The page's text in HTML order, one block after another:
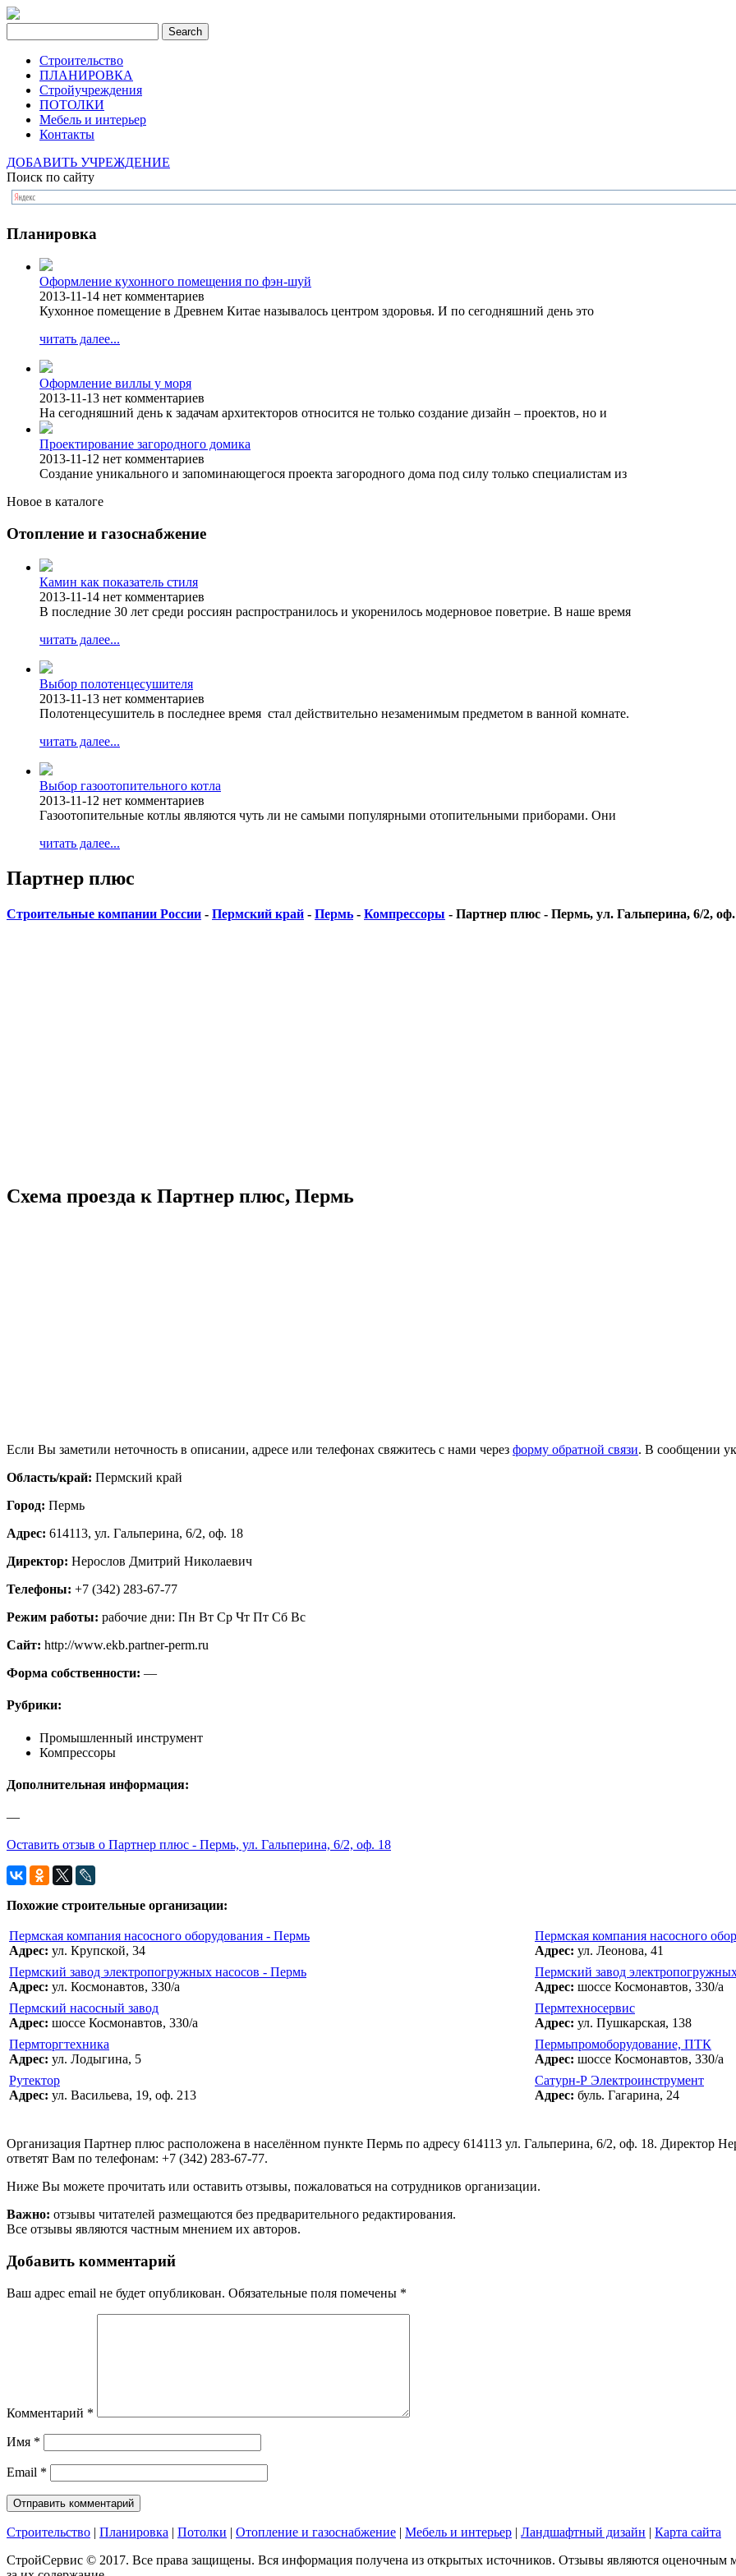
Строительство
ПЛАНИРОВКА
Стройучреждения
ПОТОЛКИ
Мебель и интерьер
Контакты
ДОБАВИТЬ УЧРЕЖДЕНИЕ
Поиск по сайту
Планировка
Оформление кухонного помещения по фэн-шуй
2013-11-14 нет комментариев
Кухонное помещение в Древнем Китае называлось центром здоровья. И по сегодняшний день это
читать далее...
Оформление виллы у моря
2013-11-13 нет комментариев
На сегодняшний день к задачам архитекторов относится не только создание дизайн – проектов, но и
Проектирование загородного домика
2013-11-12 нет комментариев
Создание уникального и запоминающегося проекта загородного дома под силу только специалистам из
Новое в каталоге
Отопление и газоснабжение
Камин как показатель стиля
2013-11-14 нет комментариев
В последние 30 лет среди россиян распространилось и укоренилось модерновое поветрие. В наше время
читать далее...
Выбор полотенцесушителя
2013-11-13 нет комментариев
Полотенцесушитель в последнее время стал действительно незаменимым предметом в ванной комнате.
читать далее...
Выбор газоотопительного котла
2013-11-12 нет комментариев
Газоотопительные котлы являются чуть ли не самыми популярными отопительными приборами. Они
читать далее...
Партнер плюс
Строительные компании России - Пермский край - Пермь - Компрессоры - Партнер плюс - Пермь, ул. Гальперина, 6/2,
Схема проезда к Партнер плюс, Пермь
Если Вы заметили неточность в описании, адресе или телефонах свяжитесь с нами через форму обратной связи. В сообщении
Область/край: Пермский край
Город: Пермь
Адрес: 614113, ул. Гальперина, 6/2, оф. 18
Директор: Нерослов Дмитрий Николаевич
Телефоны: +7 (342) 283-67-77
Режим работы: рабочие дни: Пн Вт Ср Чт Пт Сб Вс
Сайт: http://www.ekb.partner-perm.ru
Форма собственности: —
Рубрики:
Промышленный инструмент
Компрессоры
Дополнительная информация:
—
Оставить отзыв о Партнер плюс - Пермь, ул. Гальперина, 6/2, оф. 18
Похожие строительные организации:
Пермская компания насосного оборудования - Пермь
Адрес: ул. Крупской, 34
Пермская компания насосного
Адрес: ул. Леонова, 41
Пермский завод электропогружных насосов - Пермь
Адрес: ул. Космонавтов, 330/а
Пермский завод
Адрес: шоссе Космонавтов, 330/а
Пермский насосный завод
Адрес: шоссе Космонавтов, 330/а
Пермтехносервис
Адрес: ул. Пушкарская, 138
Пермторгтехника
Адрес: ул. Лодыгина, 5
Пермьпромоборудование, ПТК
Адрес: шоссе Космонавтов, 330/а
Рутектор
Адрес: ул. Васильева, 19, оф. 213
Сатурн-Р Электроинструмент
Адрес: буль. Гагарина, 24
Организация Партнер плюс расположена в населённом пункте Пермь по адресу 614113 ул. Гальперина, 6/2, оф. 18. Директор
ответят Вам по телефонам: +7 (342) 283-67-77.
Ниже Вы можете прочитать или оставить отзывы, пожаловаться на сотрудников организации.
Важно: отзывы читателей размещаются без предварительного редактирования.
Все отзывы являются частным мнением их авторов.
Добавить комментарий
Ваш адрес email не будет опубликован. Обязательные поля помечены *
Комментарий *
Имя *
Email *
Строительство | Планировка | Потолки | Отопление и газоснабжение | Мебель и интерьер | Ландшафтный дизайн | Карта сайта
СтройСервис © 2017. Все права защищены. Вся информация получена из открытых источников. Отзывы являются оценочным